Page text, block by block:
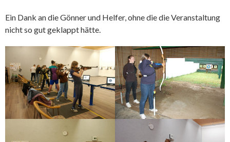
Ein Dank an die Gönner und Helfer, ohne die die Veranstaltung
nicht so gut geklappt hätte.